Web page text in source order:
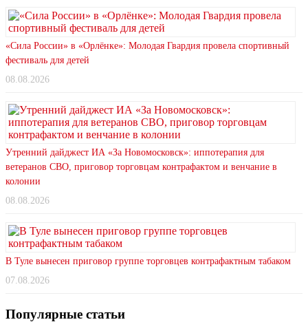
«Сила России» в «Орлёнке»: Молодая Гвардия провела спортивный
фестиваль для детей
08.08.2026
Утренний дайджест ИА «За Новомосковск»: иппотерапия для
ветеранов СВО, приговор торговцам контрафактом и венчание в
колонии
08.08.2026
В Туле вынесен приговор группе торговцев контрафактным табаком
07.08.2026
Популярные статьи